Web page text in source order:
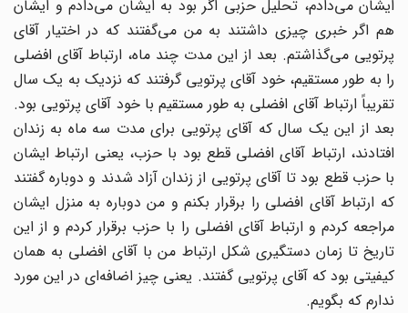
ایشان می‌دادم، تحلیل حزبی اگر بود به ایشان می‌دادم و ایشان
هم اگر خبری چیزی داشتند به من می‌گفتند که در اختیار آقای
پرتویی می‌گذاشتم. بعد از این مدت چند ماه، ارتباط آقای افضلی
را به طور مستقیم، خود آقای پرتویی گرفتند که نزدیک به یک سال
تقریباً ارتباط آقای افضلی به طور مستقیم با خود آقای پرتویی بود.
بعد از این یک سال که آقای پرتویی برای مدت سه ماه به زندان
افتادند، ارتباط آقای افضلی قطع بود با حزب، یعنی ارتباط ایشان
با حزب قطع بود تا آقای پرتویی از زندان آزاد شدند و دوباره گفتند
که ارتباط آقای افضلی را برقرار بکنم و من دوباره به منزل ایشان
مراجعه کردم و ارتباط آقای افضلی را با حزب برقرار کردم و از این
تاریخ تا زمان دستگیری شکل ارتباط من با آقای افضلی به همان
کیفیتی بود که آقای پرتویی گفتند. یعنی چیز اضافه‌‌ای در این مورد
ندارم که بگویم.